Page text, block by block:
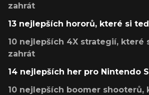
zahrát
13 nejlepších hororů, které si
10 nejlepších 4X strategií, které
zahrát
14 nejlepších her pro Nintendo
10 nejlepších boomer shooterů,